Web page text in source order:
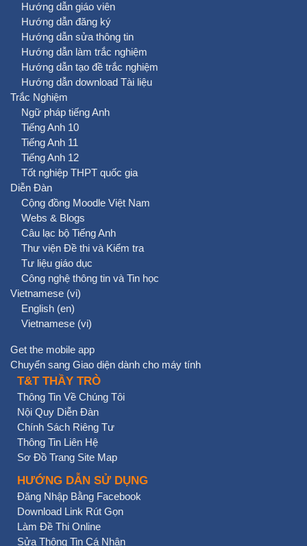
Hướng dẫn giáo viên
Hướng dẫn đăng ký
Hướng dẫn sửa thông tin
Hướng dẫn làm trắc nghiệm
Hướng dẫn tạo đề trắc nghiệm
Hướng dẫn download Tài liệu
Trắc Nghiệm
Ngữ pháp tiếng Anh
Tiếng Anh 10
Tiếng Anh 11
Tiếng Anh 12
Tốt nghiệp THPT quốc gia
Diễn Đàn
Cộng đồng Moodle Việt Nam
Webs & Blogs
Câu lạc bộ Tiếng Anh
Thư viện Đề thi và Kiểm tra
Tư liệu giáo dục
Công nghệ thông tin và Tin học
Vietnamese ‎(vi)‎
English ‎(en)‎
Vietnamese ‎(vi)‎
Get the mobile app
Chuyển sang Giao diện dành cho máy tính
T&T THẦY TRÒ
Thông Tin Về Chúng Tôi
Nội Quy Diễn Đàn
Chính Sách Riêng Tư
Thông Tin Liên Hệ
Sơ Đồ Trang Site Map
HƯỚNG DẪN SỬ DỤNG
Đăng Nhập Bằng Facebook
Download Link Rút Gọn
Làm Đề Thi Online
Sửa Thông Tin Cá Nhân